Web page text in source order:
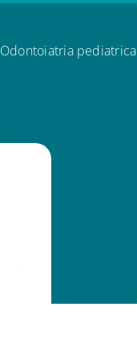
Odontoiatria pediatrica